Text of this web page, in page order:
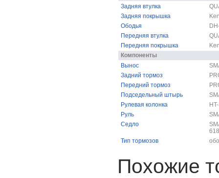
Задняя втулка
Задняя покрышка
Ободья
Передняя втулка
Передняя покрышка
Компоненты
Вынос
Задний тормоз
Передний тормоз
Подседельный штырь
Рулевая колонка
Руль
Седло
Тип тормозов
Похожие